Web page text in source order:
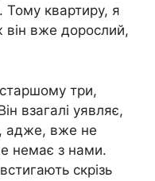
Тому квартиру, я
вже дорослий,
три,
взагалі уявляє,
адже, вже не
немає з нами.
скрізь